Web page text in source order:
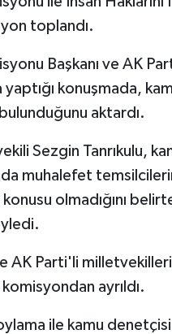
toplandı.
Başkanı ve AK
yaptığı konuşmada,
aktardı.
Sezgin Tanrıkulu,
muhalefet
olmadığını
Parti'li milletvekilleri
ayrıldı.
ile kamu